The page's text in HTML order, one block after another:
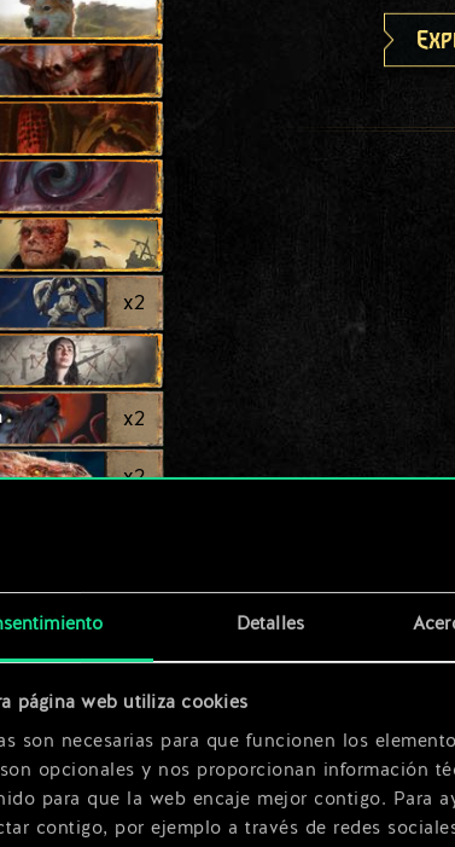
Detalles
página web utiliza cookies
son necesarias para que funcionen los
opcionales y nos proporcionan información
para que la web encaje mejor contigo. Para
contigo, por ejemplo a través de redes
x2
x2
x2
x2